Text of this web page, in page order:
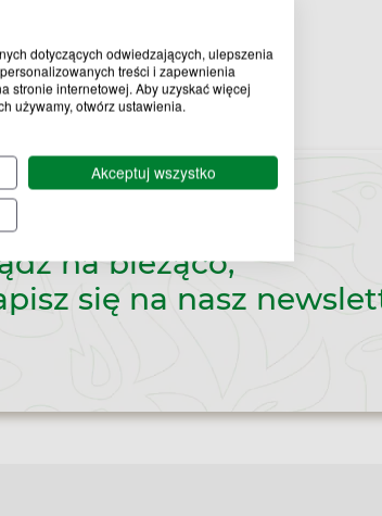
dotyczących odwiedzających, ulepszenia
treści i zapewnienia
stronie internetowej. Aby uzyskać więcej
używamy, otwórz ustawienia.
Akceptuj wszystko
na bieżąco,
się na nasz